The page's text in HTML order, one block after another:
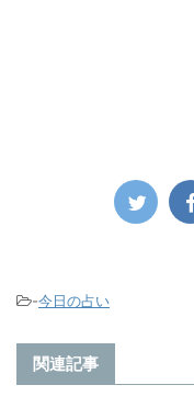
-今日の占い
関連記事